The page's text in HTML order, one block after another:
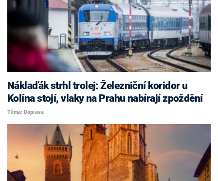
Náklaďák strhl trolej: Železniční koridor u
Kolína stojí, vlaky na Prahu nabírají zpoždění
Téma: Doprava